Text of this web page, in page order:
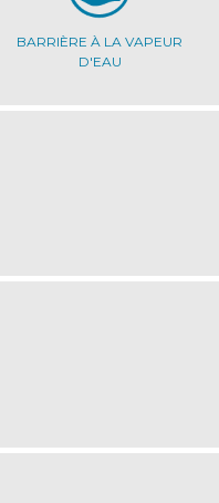
BARRIÈRE À LA VAPEUR
D'EAU